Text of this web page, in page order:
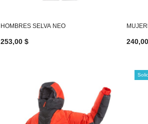
HOMBRES SELVA NEO
253,00 $